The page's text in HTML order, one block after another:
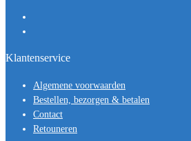
Klantenservice
Algemene voorwaarden
Bestellen, bezorgen & betalen
Contact
Retouneren